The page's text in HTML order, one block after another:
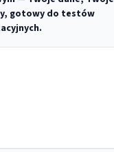
gotowy do testów